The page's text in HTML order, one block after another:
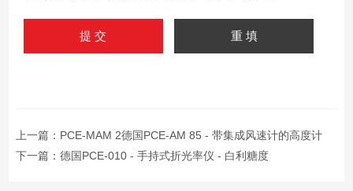
上一篇： PCE-MAM 2德国PCE-AM 85 - 带集成风速计的高度计
下一篇： 德国PCE-010 - 手持式折光率仪 - 白利糖度